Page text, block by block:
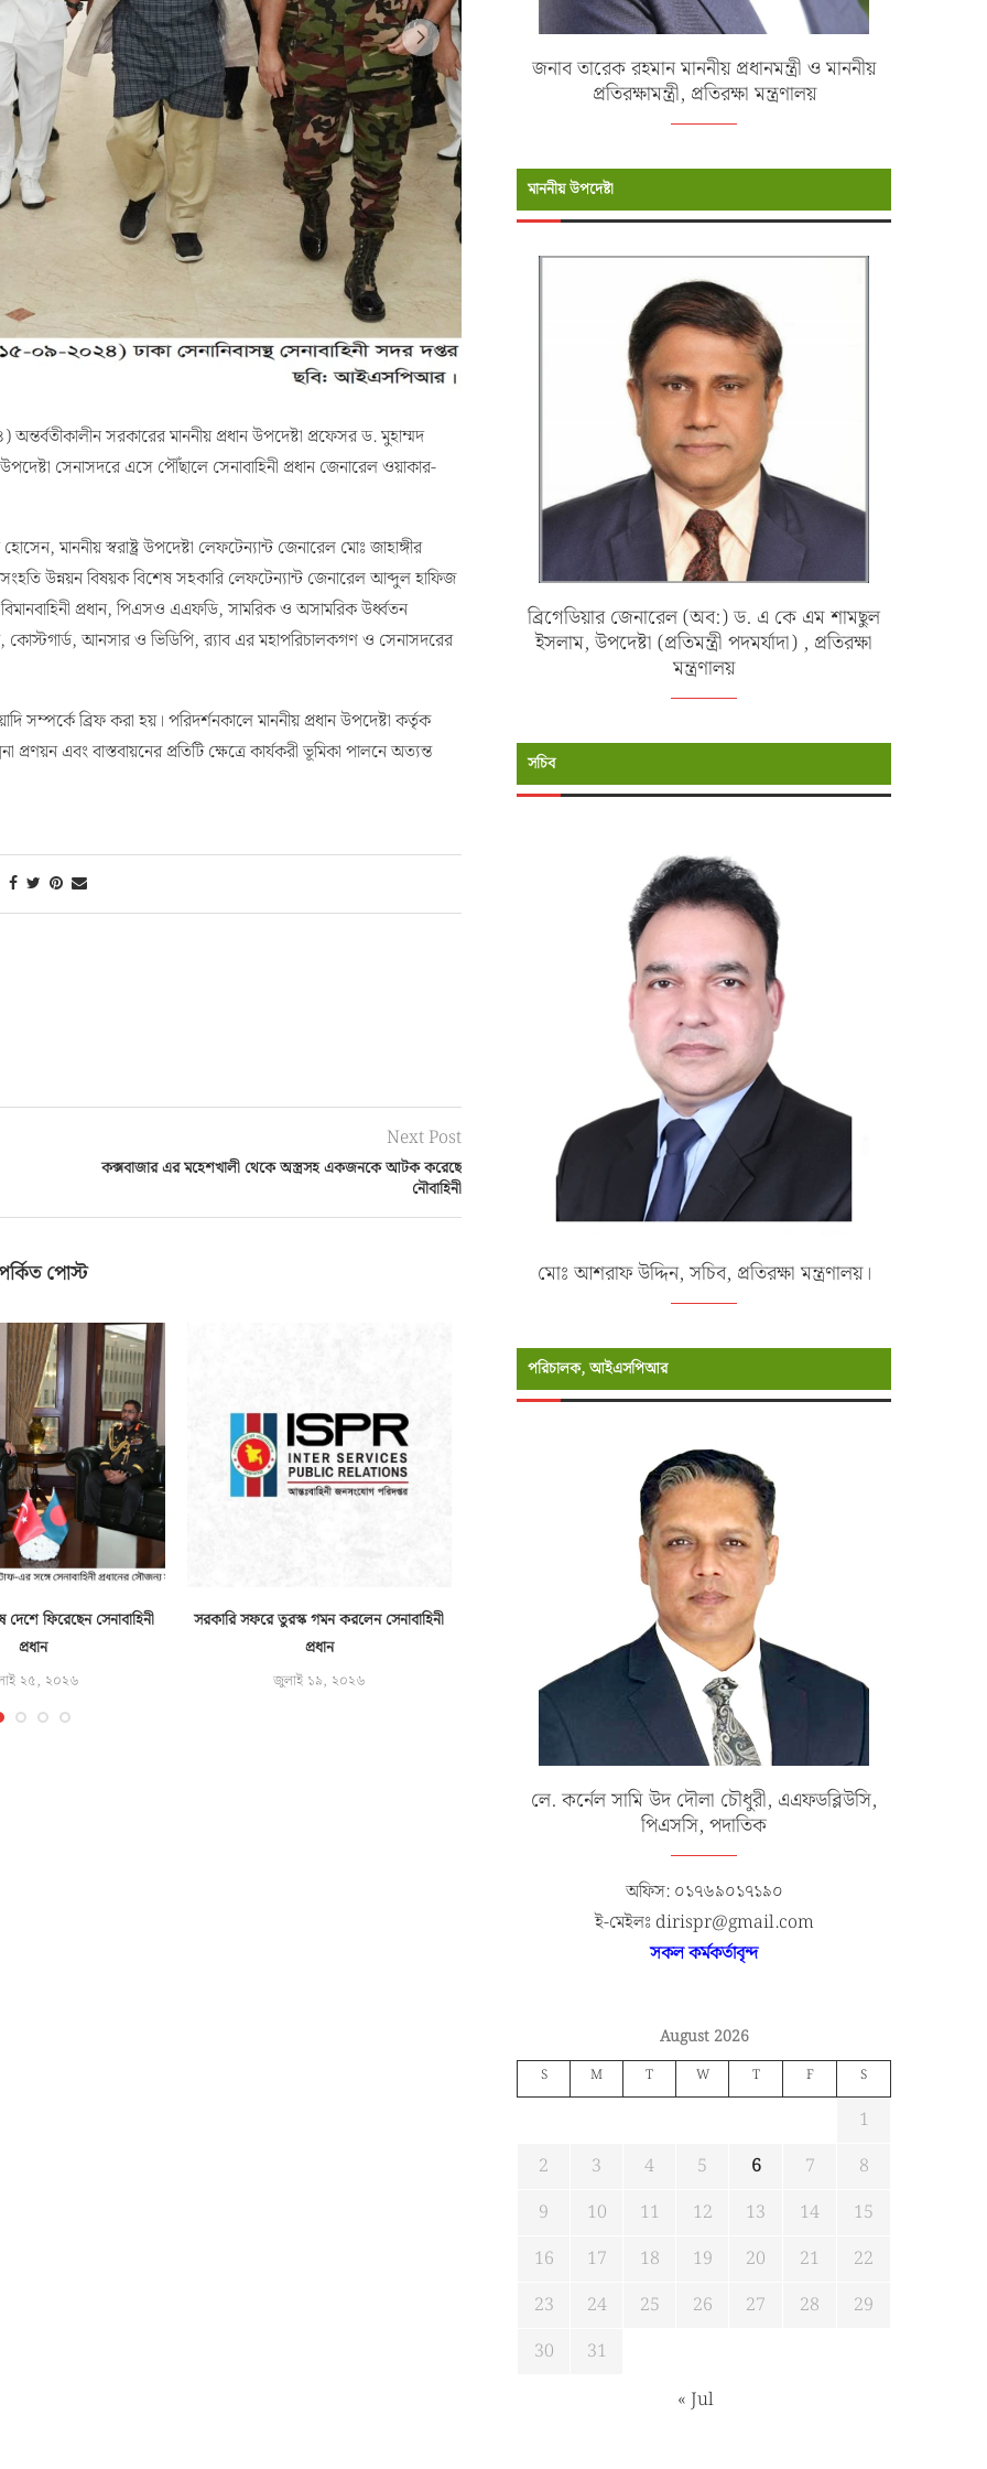
সরকারের মাননীয় প্রধান উপদেষ্টা প্রফেসর ড. মুহাম্মদ
সেনাসদরে এসে পৌঁছালে সেনাবাহিনী প্রধান জেনারেল ওয়াকার-
মাননীয় স্বরাষ্ট্র উপদেষ্টা লেফটেন্যান্ট জেনারেল মোঃ জাহাঙ্গীর
উন্নয়ন বিষয়ক বিশেষ সহকারি লেফটেন্যান্ট জেনারেল আব্দুল হাফিজ
প্রধান, পিএসও এএফডি, সামরিক ও অসামরিক উর্ধ্বতন
কোস্টগার্ড, আনসার ও ভিডিপি, র‍্যাব এর মহাপরিচালকগণ ও সেনাসদরের
সম্পর্কে ব্রিফ করা হয়। পরিদর্শনকালে মাননীয় প্রধান উপদেষ্টা কর্তৃক
প্রণয়ন এবং বাস্তবায়নের প্রতিটি ক্ষেত্রে কার্যকরী ভূমিকা পালনে অত্যন্ত
কক্সবাজার এর মহেশখালী থেকে অস্ত্রসহ একজনকে আটক করেছে
পোস্ট
উদ্বোধনী অনুষ্ঠান
রিয়ার এডমিরাল...
জনাব তারেক রহমান মাননীয় প্রধানমন্ত্রী ও মাননীয়
প্রতিরক্ষামন্ত্রী, প্রতিরক্ষা মন্ত্রণালয়
মাননীয় উপদেষ্টা
ব্রিগেডিয়ার জেনারেল (অব:) ড. এ কে এম শামছুল
ইসলাম, উপদেষ্টা (প্রতিমন্ত্রী পদমর্যাদা) , প্রতিরক্ষা
মন্ত্রণালয়
সচিব
মোঃ আশরাফ উদ্দিন, সচিব, প্রতিরক্ষা মন্ত্রণালয়।
পরিচালক, আইএসপিআর
লে. কর্নেল সামি উদ দৌলা চৌধুরী, এএফডব্লিউসি,
পিএসসি, পদাতিক
অফিস: ০১৭৬৯০১৭১৯০
ই-মেইলঃ dirispr@gmail.com
সকল কর্মকর্তাবৃন্দ
August 2026
S M T W T F S
1
2
3 4 5 6 7
8
9
10 11 12 13 14
15
16
17 18 19 20 21
22
23
24 25 26 27 28
29
30
31
« Jul